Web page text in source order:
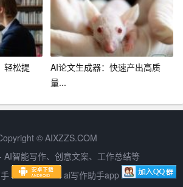
餐饮美食行业中的应用日益广泛，为
发展机遇。然而，AI技术在餐饮行业
挑战，如数据隐私保护、技术成熟度
认识AI技术的优势和局限，合理运用A
业中发挥更大的作用，为顾客带来更
轻松提
AI论文生成器：快速产出高质
量...
© AIXZZS.COM
AI智能写作、创意文案、工作总结等
ai写作助手app